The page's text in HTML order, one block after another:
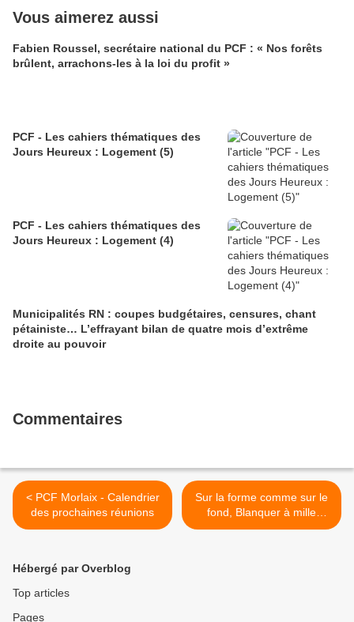
Vous aimerez aussi
Fabien Roussel, secrétaire national du PCF : « Nos forêts
brûlent, arrachons-les à la loi du profit »
PCF - Les cahiers thématiques des
Jours Heureux : Logement (5)
PCF - Les cahiers thématiques des
Jours Heureux : Logement (4)
Municipalités RN : coupes budgétaires, censures, chant
pétainiste… L’effrayant bilan de quatre mois d’extrême
droite au pouvoir
Commentaires
< PCF Morlaix - Calendrier
des prochaines réunions
Sur la forme comme sur le
fond, Blanquer à mille
lieues des besoins de
Hébergé par Overblog
Top articles
Pages